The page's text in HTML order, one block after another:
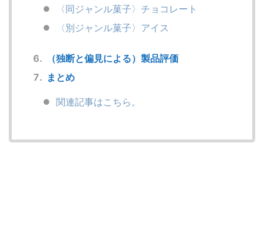
〈同ジャンル菓子〉チョコレート
〈別ジャンル菓子〉アイス
（独断と偏見による）製品評価
まとめ
関連記事はこちら。